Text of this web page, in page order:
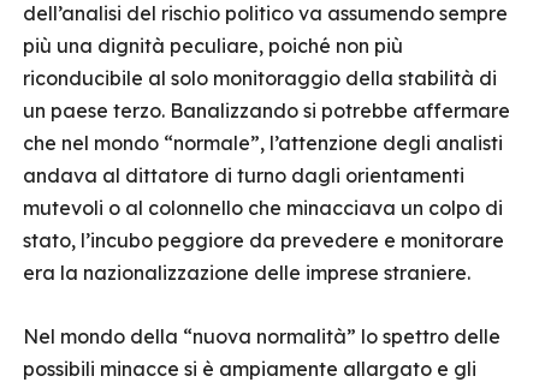
dell’analisi del rischio politico va assumendo sempre
più una dignità peculiare, poiché non più
riconducibile al solo monitoraggio della stabilità di
un paese terzo. Banalizzando si potrebbe affermare
che nel mondo “normale”, l’attenzione degli analisti
andava al dittatore di turno dagli orientamenti
mutevoli o al colonnello che minacciava un colpo di
stato, l’incubo peggiore da prevedere e monitorare
era la nazionalizzazione delle imprese straniere.
Nel mondo della “nuova normalità” lo spettro delle
possibili minacce si è ampiamente allargato e gli